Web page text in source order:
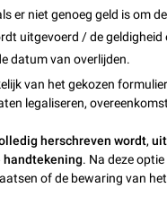
er niet genoeg geld is om
uitgevoerd / de geldigheid
datum van overlijden.
van het gekozen
legaliseren,
herschreven wordt,
. Na deze
of de bewaring van